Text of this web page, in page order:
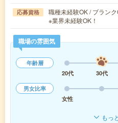
応募資格
職種未経験OK / ブラン
※業界未経験OK！
職場の雰囲気
年齢層
20代
30代
男女比率
女性
もっ